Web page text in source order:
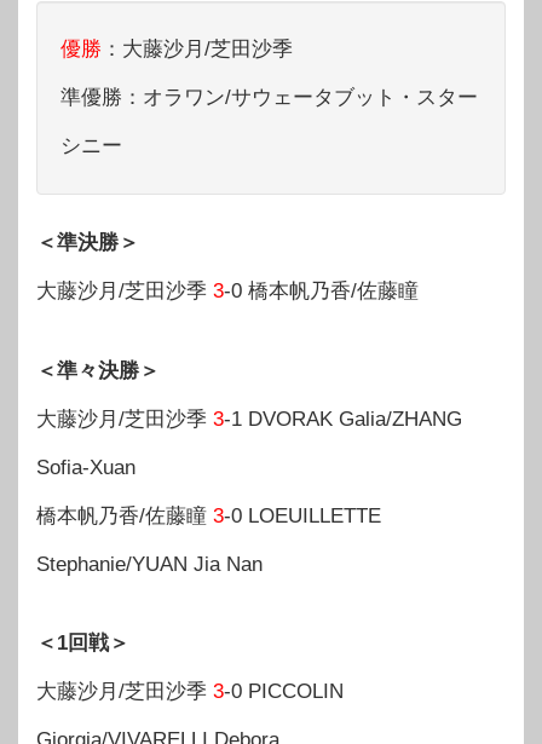
優勝 ：大藤沙月/芝田沙季
準優勝：オラワン/サウェータブット・スター
シニー
＜準決勝＞
大藤沙月/芝田沙季 3-0 橋本帆乃香/佐藤瞳
＜準々決勝＞
大藤沙月/芝田沙季 3-1 DVORAK Galia/ZHANG
Sofia-Xuan
橋本帆乃香/佐藤瞳 3-0 LOEUILLETTE
Stephanie/YUAN Jia Nan
＜1回戦＞
大藤沙月/芝田沙季 3-0 PICCOLIN